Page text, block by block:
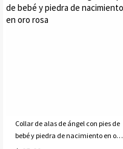
Collar de alas de ángel con pies de
bebé y piedra de nacimiento en oro